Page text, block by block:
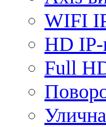
WIFI
HD IP-
Full